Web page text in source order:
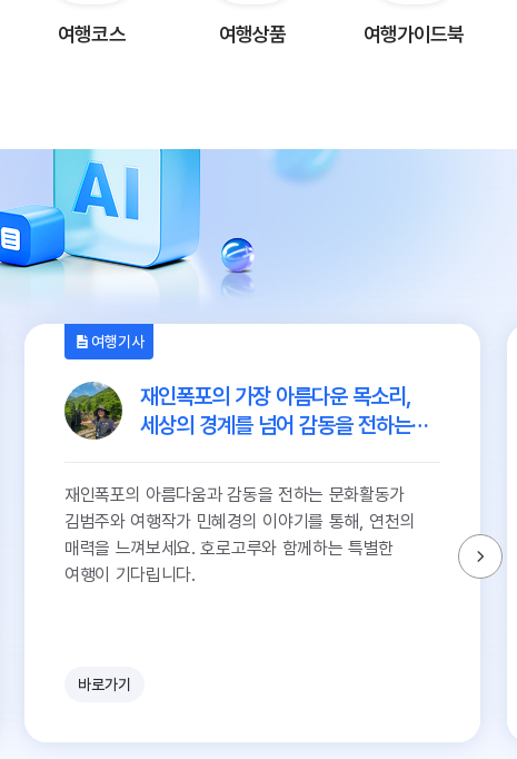
여행코스 여행상품 여행가이드북
여행기사
재인폭포의 가장 아름다운 목소리,
세상의 경계를 넘어 감동을 전하는
재인폭포의 아름다움과 감동을 전하는 문화활동가
김범주와 여행작가 민혜경의 이야기를 통해, 연천의
매력을 느껴보세요. 호로고루와 함께하는 특별한
여행이 기다립니다.
바로가기